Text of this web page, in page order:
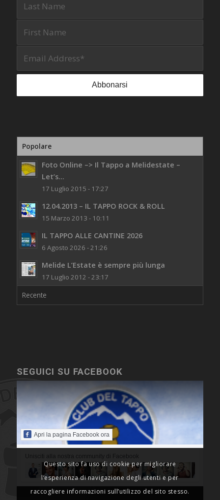
Popolare
Foto Online –> Il Tappo a Melidestate –
Let’s...
17 Luglio 2015 - 17:27
12.04.2013 – IL TAPPO ROCK & ROLL
15 Marzo 2013 - 10:11
IL TAPPO ALLE CANTINE 2026
6 Agosto 2026 - 21:26
Melide L’Estate è sempre più lunga
17 Luglio 2012 - 23:17
Recente
SEGUICI SU FACEBOOK
Apri la pagina Facebook ora
Unisciti alla nostra community di Facebook
Questo sito fa uso di cookie per migliorare
l’esperienza di navigazione degli utenti e per
raccogliere informazioni sull’utilizzo del sito stesso.